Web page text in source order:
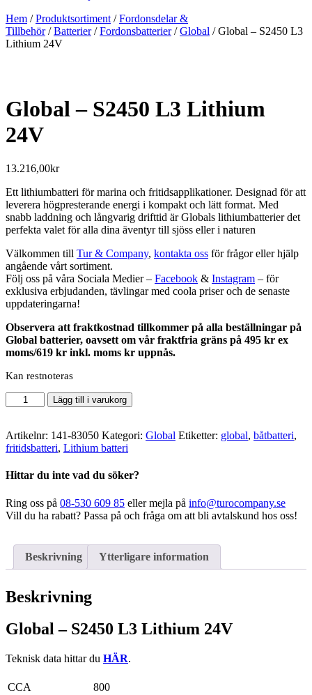
Hem /Produktsortiment /Fordonsdelar &
Tillbehör/Batterier/Fordonsbatterier/Global / Global – S2450 L3
Lithium 24V
Global – S2450 L3 Lithium
24V
13.216,00kr
Ett lithiumbatteri för marina och fritidsapplikationer. Designad för att
leverera högpresterande energi i kompakt och lätt format. Med
snabb laddning och långvarig drifttid är Globals lithiumbatterier det
perfekta valet för alla dina äventyr till sjöss eller i naturen
Välkommen till Tur & Company, kontakta oss för frågor eller hjälp
angående vårt sortiment.
Följ oss på våra Sociala Medier – Facebook & Instagram – för
exklusiva erbjudanden, tävlingar med coola priser och de senaste
uppdateringarna!
Observera att fraktkostnad tillkommer på alla beställningar på
Global batterier, oavsett om vår fraktfria gräns på 495 kr ex
moms/619 kr inkl. moms kr uppnås.
Kan restnoteras
Global
-
L3
Lithium
mängd
Lägg till i varukorg
Artikelnr: 141-83050 Kategori: Global Etiketter: global, båtbatteri,
fritidsbatteri, Lithium batteri
Hittar du inte vad du söker?
Ring oss på 08-530 609 85 eller mejla på info@turocompany.se
Vill du ha rabatt? Passa på och fråga om att bli avtalskund hos oss!
Beskrivning Ytterligare information
Beskrivning
Global – S2450 L3 Lithium 24V
Teknisk data hittar du HÄR.
CCA
800